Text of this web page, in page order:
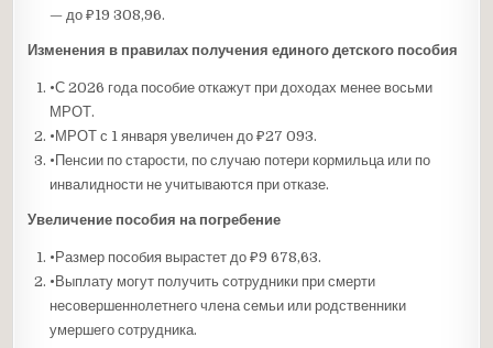
— до ₽19 308,96.
Изменения в правилах получения единого детского пособия
•С 2026 года пособие откажут при доходах менее восьми
МРОТ.
•МРОТ с 1 января увеличен до ₽27 093.
•Пенсии по старости, по случаю потери кормильца или по
инвалидности не учитываются при отказе.
Увеличение пособия на погребение
•Размер пособия вырастет до ₽9 678,63.
•Выплату могут получить сотрудники при смерти
несовершеннолетнего члена семьи или родственники
умершего сотрудника.